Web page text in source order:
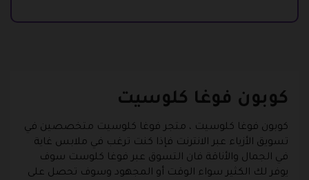
كوبون فوغا كلوسيت
كوبون فوغا كلوسيت ، متجر فوغا كلوسيت متخصصين في
تسويق الأزياء عبر الانترنت فإذا كنت ترغب في ملابس غاية
في الجمال والأناقة فان التسوق عبر فوغا كلوست سوف
يوفر لك الكثير سواء الوقت أو المجهود وسوف تحصل على